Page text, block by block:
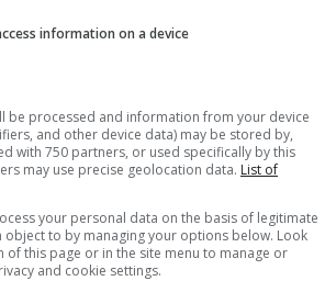
označeni su malim narančastim
neke zemlje nemaju mrežu
u stvarnom vremenu.
prognoza temeljena
oborinskih ćelija opaženih
ali je horizont prognoze ograničen
kratkom vremenu. Stvarno vrijeme
information on a device
be processed and information from your device
and other device data) may be stored by,
with 750 partners, or used specifically by this
may use precise geolocation data. List of
your personal data on the basis of legitimate
object to by managing your options below. Look
this page or in the site menu to manage or
and cookie settings.